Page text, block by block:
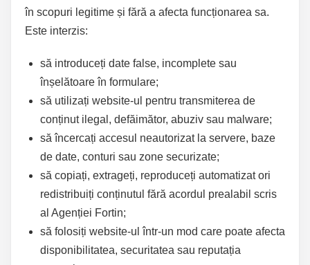
în scopuri legitime și fără a afecta funcționarea sa.
Este interzis:
să introduceți date false, incomplete sau
înșelătoare în formulare;
să utilizați website-ul pentru transmiterea de
conținut ilegal, defăimător, abuziv sau malware;
să încercați accesul neautorizat la servere, baze
de date, conturi sau zone securizate;
să copiați, extrageți, reproduceți automatizat ori
redistribuiți conținutul fără acordul prealabil scris
al Agenției Fortin;
să folosiți website-ul într-un mod care poate afecta
disponibilitatea, securitatea sau reputația